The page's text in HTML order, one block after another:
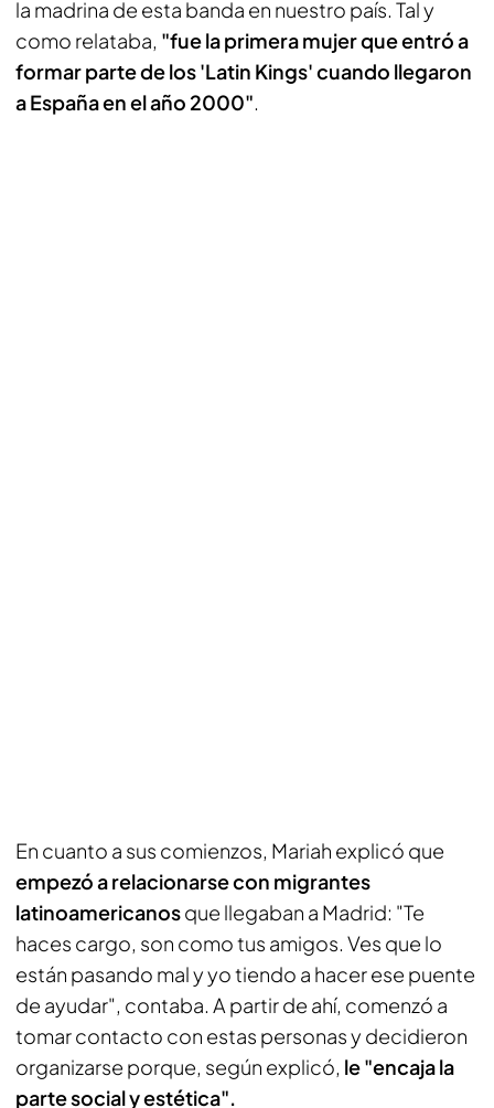
la madrina de esta banda en nuestro país. Tal y
como relataba, "fue la primera mujer que entró a
formar parte de los 'Latin Kings' cuando llegaron
a España en el año 2000".
En cuanto a sus comienzos, Mariah explicó que
empezó a relacionarse con migrantes
latinoamericanosque llegaban a Madrid: "Te
haces cargo, son como tus amigos. Ves que lo
están pasando mal y yo tiendo a hacer ese puente
de ayudar", contaba. A partir de ahí, comenzó a
tomar contacto con estas personas y decidieron
organizarse porque, según explicó, le "encaja la
parte social y estética".